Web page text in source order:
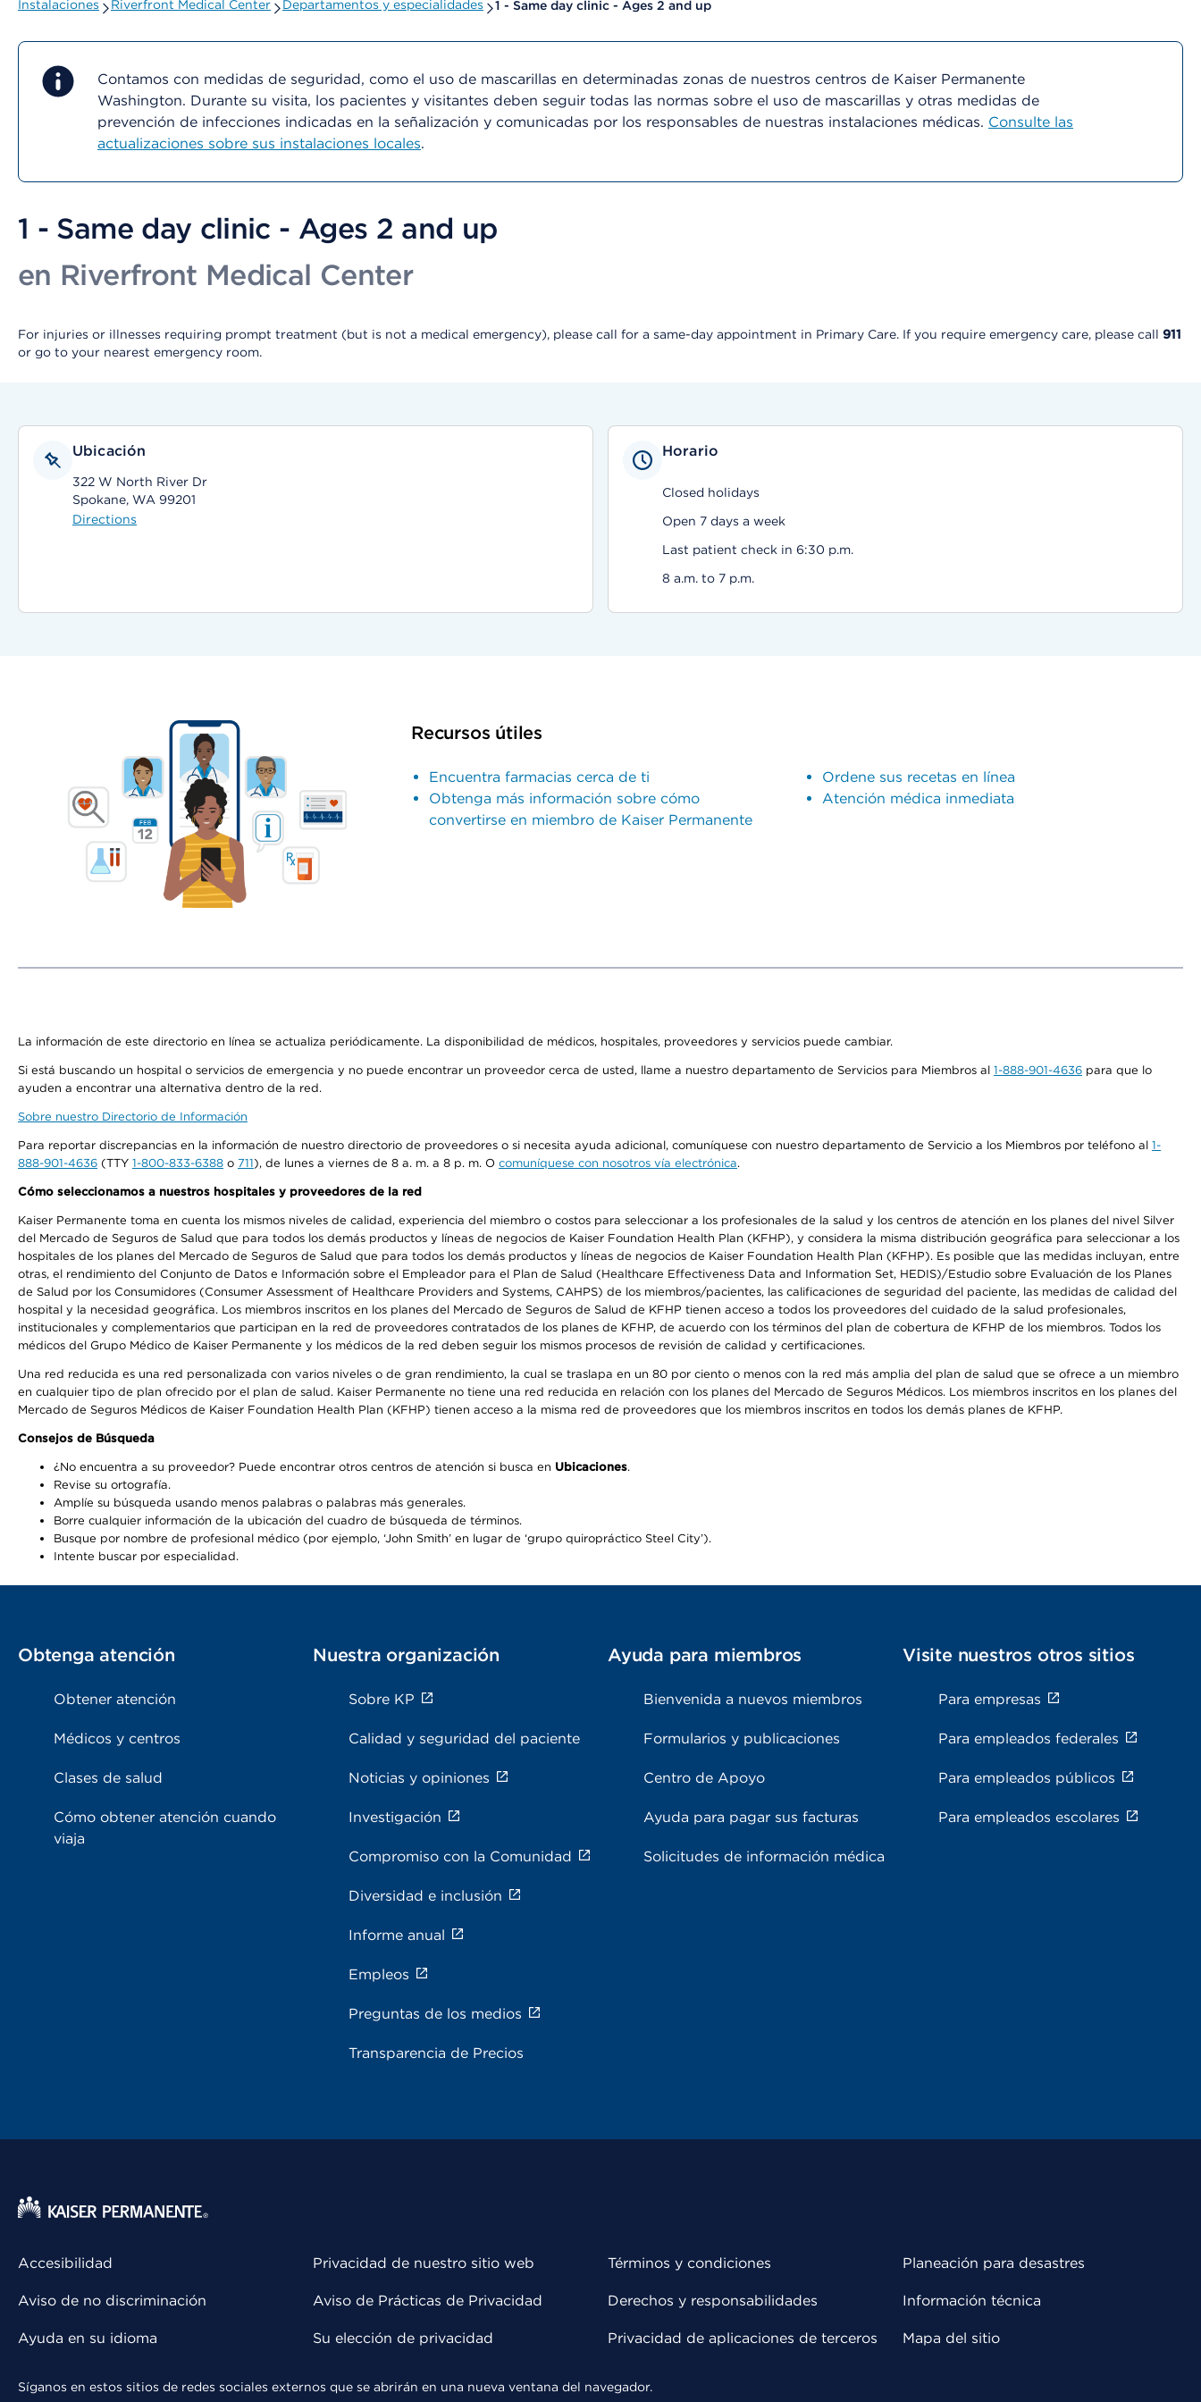
Instalaciones Riverfront Medical Center Departamentos y especialidades 1 - Same day clinic - Ages 2 and up
Contamos con medidas de seguridad, como el uso de mascarillas en determinadas zonas de nuestros centros de Kaiser Permanente
Washington. Durante su visita, los pacientes y visitantes deben seguir todas las normas sobre el uso de mascarillas y otras medidas de
prevención de infecciones indicadas en la señalización y comunicadas por los responsables de nuestras instalaciones médicas. Consulte las
actualizaciones sobre sus instalaciones locales.
1 - Same day clinic - Ages 2 and up
en Riverfront Medical Center
For injuries or illnesses requiring prompt treatment (but is not a medical emergency), please call for a same-day appointment in Primary Care. If you require emergency care, please call 911
or go to your nearest emergency room.
Ubicación
322 W North River Dr
Spokane, WA 99201
Directions
Horario
Closed holidays
Open 7 days a week
Last patient check in 6:30 p.m.
8 a.m. to 7 p.m.
Recursos útiles
Encuentra farmacias cerca de ti
Obtenga más información sobre cómo
convertirse en miembro de Kaiser Permanente
Ordene sus recetas en línea
Atención médica inmediata
La información de este directorio en línea se actualiza periódicamente. La disponibilidad de médicos, hospitales, proveedores y servicios puede cambiar.
Si está buscando un hospital o servicios de emergencia y no puede encontrar un proveedor cerca de usted, llame a nuestro departamento de Servicios para Miembros al 1-888-901-4636 para que lo
ayuden a encontrar una alternativa dentro de la red.
Sobre nuestro Directorio de Información
Para reportar discrepancias en la información de nuestro directorio de proveedores o si necesita ayuda adicional, comuníquese con nuestro departamento de Servicio a los Miembros por teléfono al 1-
888-901-4636 (TTY 1-800-833-6388 o 711), de lunes a viernes de 8 a. m. a 8 p. m. O comuníquese con nosotros vía electrónica.
Cómo seleccionamos a nuestros hospitales y proveedores de la red
Kaiser Permanente toma en cuenta los mismos niveles de calidad, experiencia del miembro o costos para seleccionar a los profesionales de la salud y los centros de atención en los planes del nivel Silver
del Mercado de Seguros de Salud que para todos los demás productos y líneas de negocios de Kaiser Foundation Health Plan (KFHP), y considera la misma distribución geográfica para seleccionar a los
hospitales de los planes del Mercado de Seguros de Salud que para todos los demás productos y líneas de negocios de Kaiser Foundation Health Plan (KFHP). Es posible que las medidas incluyan, entre
otras, el rendimiento del Conjunto de Datos e Información sobre el Empleador para el Plan de Salud (Healthcare Effectiveness Data and Information Set, HEDIS)/Estudio sobre Evaluación de los Planes
de Salud por los Consumidores (Consumer Assessment of Healthcare Providers and Systems, CAHPS) de los miembros/pacientes, las calificaciones de seguridad del paciente, las medidas de calidad del
hospital y la necesidad geográfica. Los miembros inscritos en los planes del Mercado de Seguros de Salud de KFHP tienen acceso a todos los proveedores del cuidado de la salud profesionales,
institucionales y complementarios que participan en la red de proveedores contratados de los planes de KFHP, de acuerdo con los términos del plan de cobertura de KFHP de los miembros. Todos los
médicos del Grupo Médico de Kaiser Permanente y los médicos de la red deben seguir los mismos procesos de revisión de calidad y certificaciones.
Una red reducida es una red personalizada con varios niveles o de gran rendimiento, la cual se traslapa en un 80 por ciento o menos con la red más amplia del plan de salud que se ofrece a un miembro
en cualquier tipo de plan ofrecido por el plan de salud. Kaiser Permanente no tiene una red reducida en relación con los planes del Mercado de Seguros Médicos. Los miembros inscritos en los planes del
Mercado de Seguros Médicos de Kaiser Foundation Health Plan (KFHP) tienen acceso a la misma red de proveedores que los miembros inscritos en todos los demás planes de KFHP.
Consejos de Búsqueda
¿No encuentra a su proveedor? Puede encontrar otros centros de atención si busca en Ubicaciones.
Revise su ortografía.
Amplíe su búsqueda usando menos palabras o palabras más generales.
Borre cualquier información de la ubicación del cuadro de búsqueda de términos.
Busque por nombre de profesional médico (por ejemplo, ‘John Smith’ en lugar de ‘grupo quiropráctico Steel City’).
Intente buscar por especialidad.
Obtenga atención
Obtener atención
Médicos y centros
Clases de salud
Cómo obtener atención cuando
viaja
Nuestra organización
Sobre KP
Calidad y seguridad del paciente
Noticias y opiniones
Investigación
Compromiso con la Comunidad
Diversidad e inclusión
Informe anual
Empleos
Preguntas de los medios
Transparencia de Precios
Ayuda para miembros
Bienvenida a nuevos miembros
Formularios y publicaciones
Centro de Apoyo
Ayuda para pagar sus facturas
Solicitudes de información médica
Visite nuestros otros sitios
Para empresas
Para empleados federales
Para empleados públicos
Para empleados escolares
Accesibilidad
Aviso de no discriminación
Ayuda en su idioma
Privacidad de nuestro sitio web
Aviso de Prácticas de Privacidad
Su elección de privacidad
Términos y condiciones
Derechos y responsabilidades
Privacidad de aplicaciones de terceros
Planeación para desastres
Información técnica
Mapa del sitio
Síganos en estos sitios de redes sociales externos que se abrirán en una nueva ventana del navegador.